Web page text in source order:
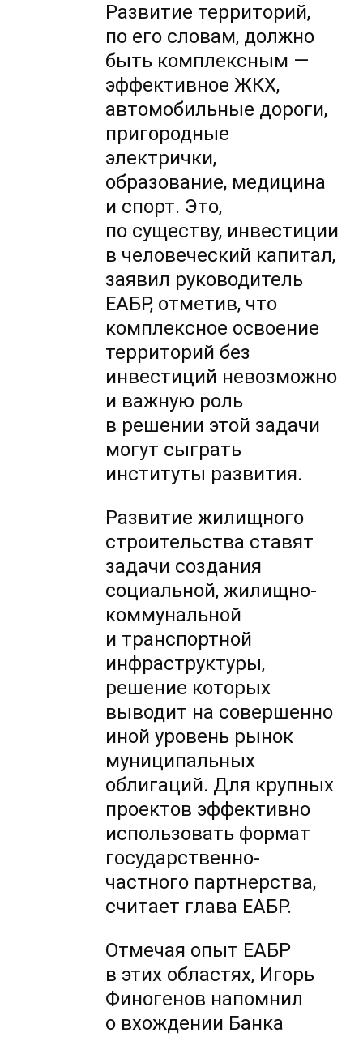
Развитие территорий,
по его словам, должно
быть комплексным —
эффективное ЖКХ,
автомобильные дороги,
пригородные
электрички,
образование, медицина
и спорт. Это,
по существу, инвестиции
в человеческий капитал,
заявил руководитель
ЕАБР, отметив, что
комплексное освоение
территорий без
инвестиций невозможно
и важную роль
в решении этой задачи
могут сыграть
институты развития.
Развитие жилищного
строительства ставят
задачи создания
социальной, жилищно-
коммунальной
и транспортной
инфраструктуры,
решение которых
выводит на совершенно
иной уровень рынок
муниципальных
облигаций. Для крупных
проектов эффективно
использовать формат
государственно-
частного партнерства,
считает глава ЕАБР.
Отмечая опыт ЕАБР
в этих областях, Игорь
Финогенов напомнил
о вхождении Банка